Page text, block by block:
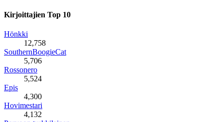
Kirjoittajien Top 10
Hönkki
12,758
SouthernBoogieCat
5,706
Rossonero
5,524
Epis
4,300
Hovimestari
4,132